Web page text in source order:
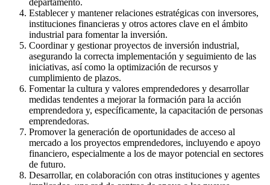
Establecer y mantener relaciones estratégicas con inversores,
instituciones financieras y otros actores clave en el ámbito
industrial para fomentar la inversión.
Coordinar y gestionar proyectos de inversión industrial,
asegurando la correcta implementación y seguimiento de las
iniciativas, así como la optimización de recursos y
cumplimiento de plazos.
Fomentar la cultura y valores emprendedores y desarrollar
medidas tendentes a mejorar la formación para la acción
emprendedora y, específicamente, la capacitación de personas
emprendedoras.
Promover la generación de oportunidades de acceso al
mercado a los proyectos emprendedores, incluyendo e apoyo
financiero, especialmente a los de mayor potencial en sectores
de futuro.
Desarrollar, en colaboración con otras instituciones y agentes